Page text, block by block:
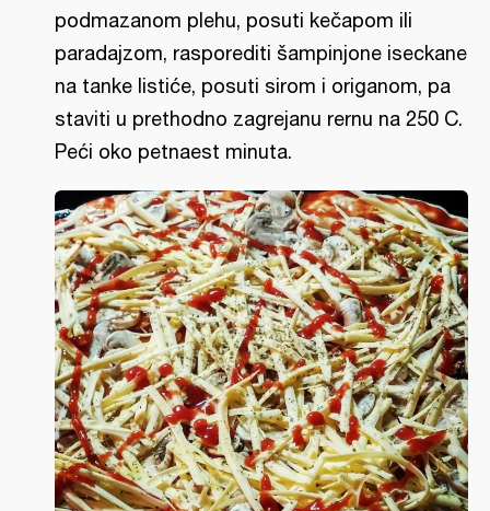
podmazanom plehu, posuti kečapom ili
paradajzom, rasporediti šampinjone iseckane
na tanke listiće, posuti sirom i origanom, pa
staviti u prethodno zagrejanu rernu na 250 C.
Peći oko petnaest minuta.